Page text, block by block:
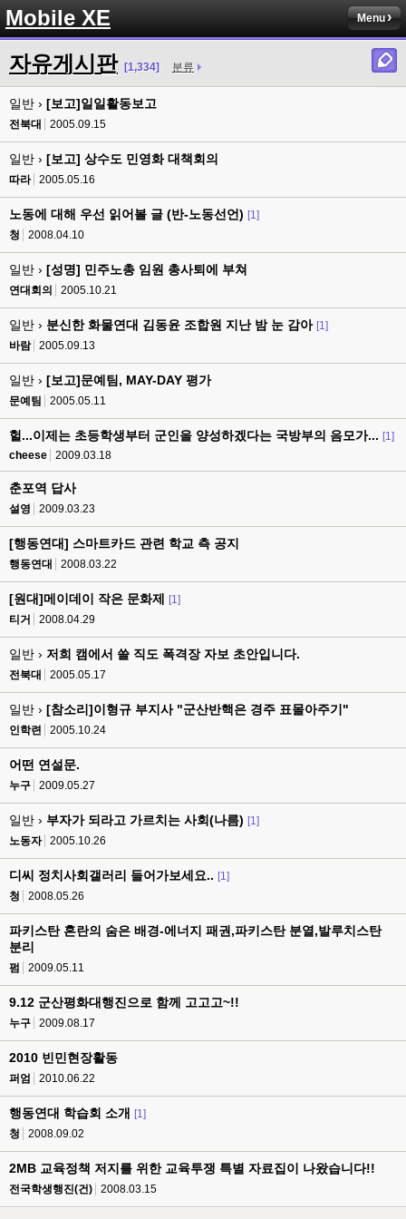
Mobile XE Menu
자유게시판 [1,334] 분류
일반 › [보고]일일활동보고
전북대 2005.09.15
일반 › [보고] 상수도 민영화 대책회의
따라 2005.05.16
노동에 대해 우선 읽어볼 글 (반-노동선언) [1]
청
2008.04.10
일반 › [성명] 민주노총 임원 총사퇴에 부쳐
연대회의 2005.10.21
일반 › 분신한 화물연대 김동윤 조합원 지난 밤 눈 감아 [1]
바람
2005.09.13
일반 › [보고]문예팀, MAY-DAY 평가
문예팀 2005.05.11
헐...이제는 초등학생부터 군인을 양성하겠다는 국방부의 음모가... [1]
cheese
2009.03.18
춘포역 답사
설영 2009.03.23
[행동연대] 스마트카드 관련 학교 측 공지
행동연대 2008.03.22
[원대]메이데이 작은 문화제
[1]
티거
2008.04.29
일반 › 저희 캠에서 쓸 직도 폭격장 자보 초안입니다.
전북대 2005.05.17
일반 › [참소리]이형규 부지사 "군산반핵은 경주 표몰아주기"
인학련 2005.10.24
어떤 연설문.
누구 2009.05.27
일반 › 부자가 되라고 가르치는 사회(나름) [1]
노동자
2005.10.26
디씨 정치사회갤러리 들어가보세요.. [1]
청
2008.05.26
파키스탄 혼란의 숨은 배경-에너지 패권,파키스탄 분열,발루치스탄
분리
펌 2009.05.11
9.12 군산평화대행진으로 함께 고고고~!!
누구 2009.08.17
2010 빈민현장활동
퍼엄 2010.06.22
행동연대 학습회 소개
[1]
청
2008.09.02
2MB 교육정책 저지를 위한 교육투쟁 특별 자료집이 나왔습니다!!
전국학생행진(건) 2008.03.15